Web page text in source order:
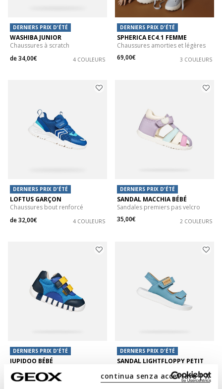
continua senza accettare | X
DERNIERS PRIX D'ÉTÉ
WASHIBA JUNIOR
Chaussures à scratch
de34,00€ 4 COULEURS
DERNIERS PRIX D'ÉTÉ
SPHERICA EC4.1 FEMME
Chaussures amorties et légères
69,00€
3 COULEURS
DERNIERS PRIX D'ÉTÉ
LOFTUS GARÇON
Chaussures bout renforcé
de32,00€ 4 COULEURS
DERNIERS PRIX D'ÉTÉ
SANDAL MACCHIA BÉBÉ
Sandales premiers pas velcro
35,00€
2 COULEURS
DERNIERS PRIX D'ÉTÉ
IUPIDOO BÉBÉ
35,00€
2 COULEURS
DERNIERS PRIX D'ÉTÉ
SANDAL LIGHTFLOPPY PETIT
Sandales à scratch